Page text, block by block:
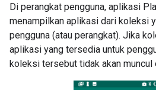
Di perangkat pengguna, aplikasi
menampilkan aplikasi dari koleksi
pengguna (atau perangkat). Jika
aplikasi yang tersedia untuk
koleksi tersebut tidak akan muncul